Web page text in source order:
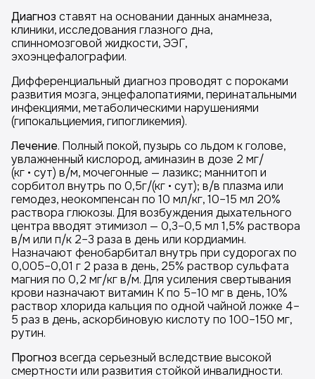
Диагноз ставят на основании данных анамнеза,
клиники, исследования глазного дна,
спинномозговой жидкости, ЭЭГ,
эхоэнцефалографии.
Дифференциальный диагноз проводят с пороками
развития мозга, энцефалопатиями, перинатальными
инфекциями, метаболическими нарушениями
(гипокальциемия, гипогликемия).
Лечение. Полный покой, пузырь со льдом к голове,
увлажненный кислород, аминазин в дозе 2 мг/
(кг • сут) в/м, мочегонные — лазикс; маннитоп и
сорбитол внутрь по 0,5г/(кг • сут); в/в плазма или
гемодез, неокомпенсан по 10 мл/кг, 10–15 мл 20%
раствора глюкозы. Для возбуждения дыхательного
центра вводят этимизол — 0,3–0,5 мл 1,5% раствора
в/м или п/к 2–3 раза в день или кордиамин.
Назначают фенобарбитал внутрь при судорогах по
0,005–0,01 г 2 раза в день, 25% раствор сульфата
магния по 0,2 мг/кг в/м. Для усиления свертывания
крови назначают витамин К по 5–10 мг в день, 10%
раствор хлорида кальция по одной чайной ложке 4–
5 раз в день, аскорбиновую кислоту по 100–150 мг,
рутин.
Прогноз всегда серьезный вследствие высокой
смертности или развития стойкой инвалидности.